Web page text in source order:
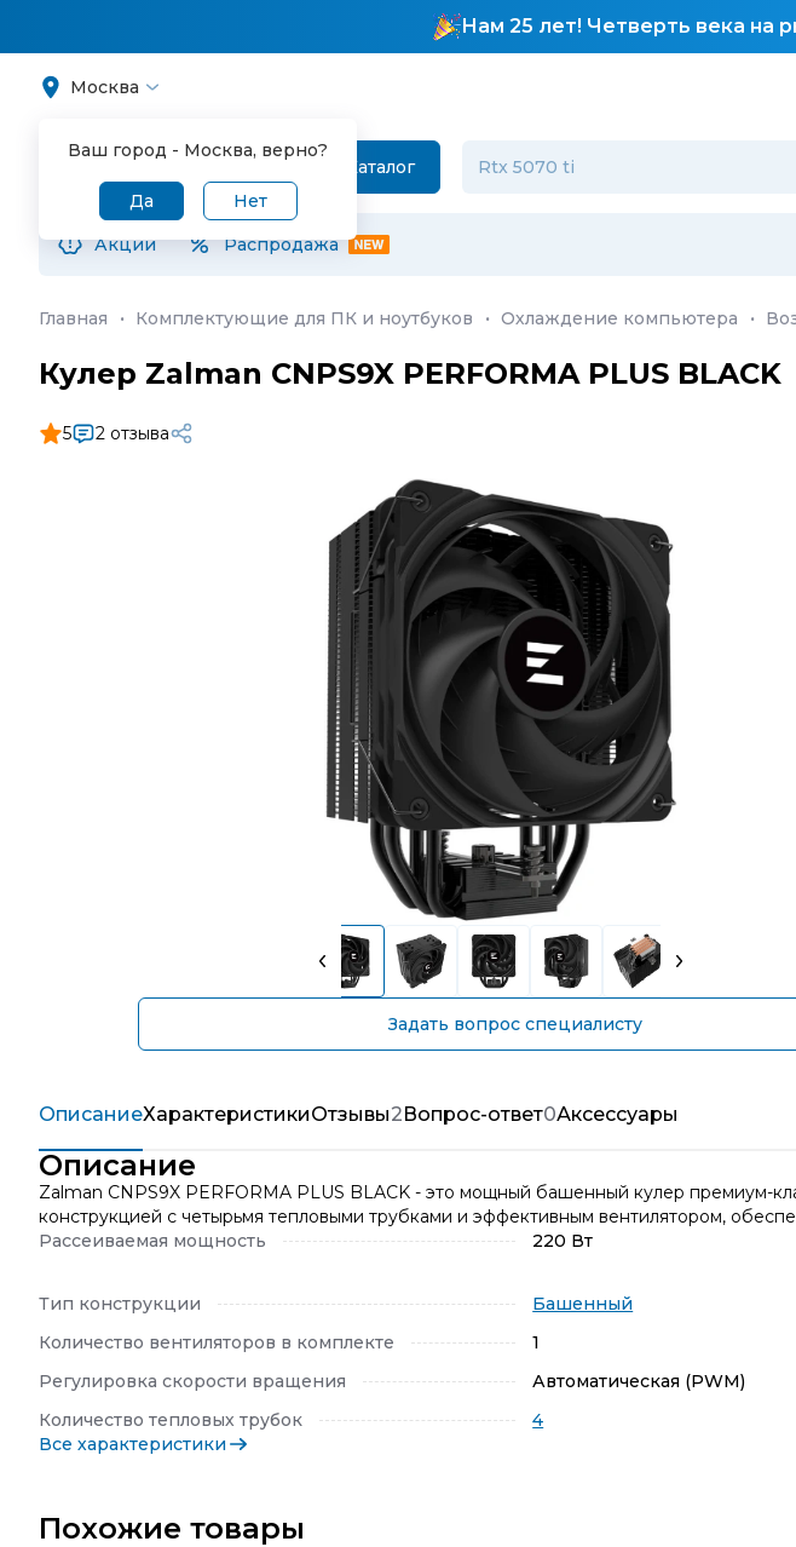
Нам 25 лет! Четверть века на
Москва
Ваш город - Москва, верно?
Да Нет
Каталог
Акции Распродажа
Главная · Комплектующие для ПК и ноутбуков · Охлаждение компьютера ·
Кулер Zalman CNPS9X PERFORMA PLUS BLACK
5 2 отзыва
Задать вопрос специалисту
ОписаниеХарактеристикиОтзывы2Вопрос-ответ0Аксессуары
Описание
Zalman CNPS9X PERFORMA PLUS BLACK - это мощный башенный кулер премиум-
конструкцией с четырьмя тепловыми трубками и эффективным вентилятором,
Рассеиваемая мощность
220 Вт
Тип конструкции
Башенный
Количество вентиляторов в комплекте
1
Регулировка скорости вращения
Автоматическая (PWM)
Количество тепловых трубок
4
Все характеристики
Похожие товары